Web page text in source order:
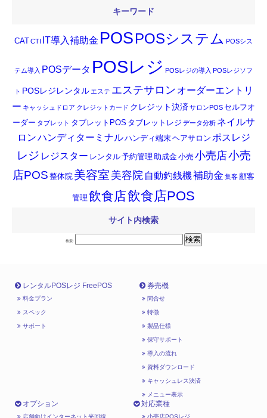
キーワード
CAT CTI IT導入補助金 POSPOSシステム POSシス
テム導入 POSデータ POSレジ POSレジの導入 POSレジソフ
ト POSレジレンタル エステ エステサロン オーダーエントリ
ー キャッシュドロア クレジットカード クレジット決済サロンPOS セルフオ
ーダー タブレット タブレットPOS タブレットレジ データ分析 ネイルサ
ロンハンディターミナルハンディ端末ヘアサロン ポスレジ
レジ レジスター レンタル予約管理 助成金小売 小売店小売
店POS 整体院 美容室 美容院 自動釣銭機補助金 集客顧客
管理 飲食店飲食店POS
サイト内検索
検索:
レンタルPOSレジ FreePOS
料金プラン
スペック
サポート
券売機
問合せ
特徴
製品仕様
保守サポート
導入の流れ
資料ダウンロード
キャッシュレス決済
メニュー表示
オプション
店舗向けインターネット光回線
対応業種
小売店POSレジ